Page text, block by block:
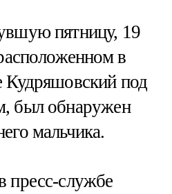
пятницу, 19
в
Кудряшовский под
был обнаружен
мальчика.
пресс-службе